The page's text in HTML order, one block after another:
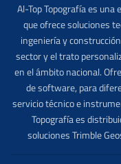
Al-Top Topografía es una
que ofrece soluciones
ingeniería y
sector y el trato
en el ámbito nacional.
de software, para
servicio técnico e
Topografía es
soluciones Trimble